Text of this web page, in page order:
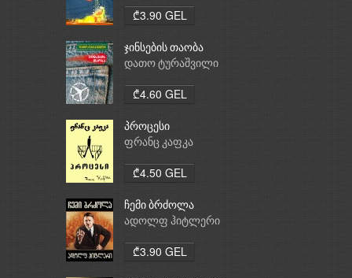
₾3.90 GEL
ჯინსების თაობა
დათო ტურაშვილი
₾4.60 GEL
პროცესი
ფრანც კაფკა
₾4.50 GEL
ჩემი ბრძოლა
ადოლფ ჰიტლერი
₾3.90 GEL